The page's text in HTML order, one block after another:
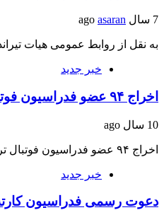
7 سال ago asaran
به نقل از روابط عمومی هیات
خبر جدید
اخراج ۹۴ عضو فدراسیون فوتبال ترکیه
10 سال ago
اخراج ۹۴ عضو فدراسیون فوتبال ترکیهفدراسیون فوتبال ترکیه روز سه شنبه اعلام کرد ۹۴ نفر…
خبر جدید
دعوت رسمی فدراسیون